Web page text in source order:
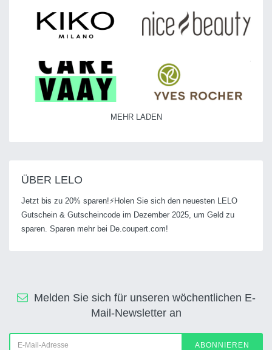
MEHR LADEN
ÜBER LELO
Jetzt bis zu 20% sparen!⚡Holen Sie sich den neuesten LELO
Gutschein & Gutscheincode im Dezember 2025, um Geld zu
sparen. Sparen mehr bei De.coupert.com!
Melden Sie sich für unseren wöchentlichen E-
Mail-Newsletter an
ABONNIEREN